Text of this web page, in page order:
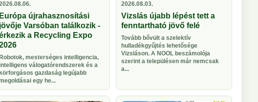
Európa újrahasznosítási
jövője Varsóban találkozik -
a Recycling Expo
Robotok, mesterséges intelligencia,
intelligens válogatórendszerek és a
körforgásos gazdaság legújabb
egy he...
2026.08.03.
Vizslás újabb lépést tett a
fenntartható jövő felé
Tovább bővült a szelektív
hulladékgyűjtés lehetősége
Vizsláson. A NOOL beszámolója
szerint a településen már nemcsak
a...